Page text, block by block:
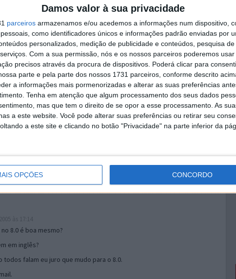
Damos valor à sua privacidade
parceiros armazenamos e/ou acedemos a informações num dispositivo,
como identificadores únicos e informações padrão enviadas por
personalizados, medição de publicidade e conteúdos, pesquisa
Com a sua permissão, nós e os nossos parceiros poderemos
precisos através da procura de dispositivos. Poderá clicar para
parte e pela parte dos nossos 1731 parceiros, conforme descrito
a informações mais pormenorizadas e alterar as suas preferências
Tenha em atenção que algum processamento dos seus dados
mas que tem o direito de se opor a esse processamento. As
a este website. Você pode alterar suas preferências ou retirar seu
a este site e clicando no botão "Privacidade" na parte inferior da
OPÇÕES CONCORDO
ao teu Firefox e nas ferramentas ou tools escolhes ‘Opções’ ou
e logo perto do fim encontras um local para colocares um visto
é o browser predefinido.
mail algum.
17:00
8.0 é boa mesmo?
em inglês?
falam eu juro que mudo para o 8.0.